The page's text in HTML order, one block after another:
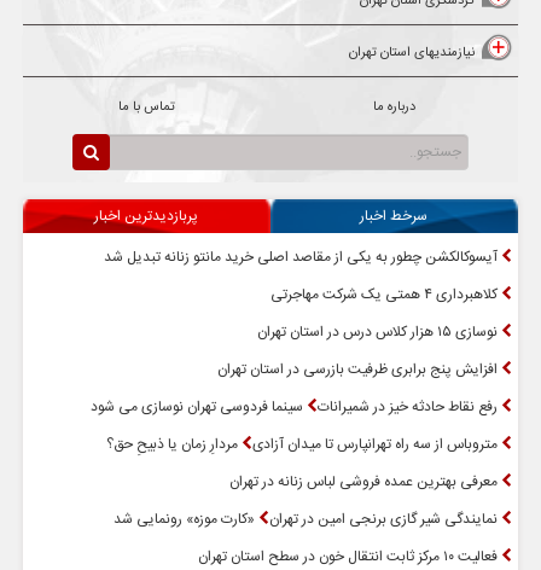
نیازمندیهای استان تهران
درباره ما تماس با ما
سرخط اخبار
پربازدیدترین اخبار
آیسوکالکشن چطور به یکی از مقاصد اصلی خرید مانتو زنانه تبدیل شد
کلاهبرداری ۴ همتی یک شرکت مهاجرتی
نوسازی ۱۵ هزار کلاس درس در استان تهران
افزایش پنج برابری ظرفیت بازرسی در استان تهران
رفع نقاط حادثه خیز در شمیرانات
سینما فردوسی تهران نوسازی می شود
متروباس از سه راه تهرانپارس تا میدان آزادی مردارِ زمان یا ذبیحِ حق؟
معرفی بهترین عمده فروشی لباس زنانه در تهران
نمایندگی شیر گازی برنجی امین در تهران
«کارت موزه» رونمایی شد
فعالیت ۱۰ مرکز ثابت انتقال خون در سطح استان تهران